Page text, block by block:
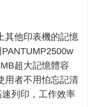
其他印表機的記憶
超大記憶體容
用者不用怕忘記清
列印，工作效率
裏王
甘就
查看更多